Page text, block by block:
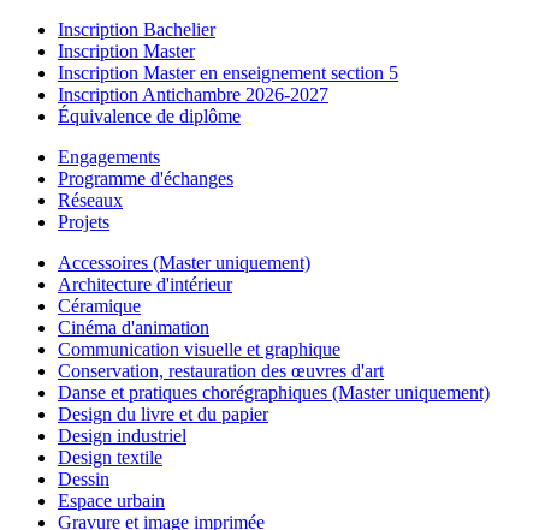
Inscription Bachelier
Inscription Master
Inscription Master en enseignement section 5
Inscription Antichambre 2026-2027
Équivalence de diplôme
Engagements
Programme d'échanges
Réseaux
Projets
Accessoires (Master uniquement)
Architecture d'intérieur
Céramique
Cinéma d'animation
Communication visuelle et graphique
Conservation, restauration des œuvres d'art
Danse et pratiques chorégraphiques (Master uniquement)
Design du livre et du papier
Design industriel
Design textile
Dessin
Espace urbain
Gravure et image imprimée